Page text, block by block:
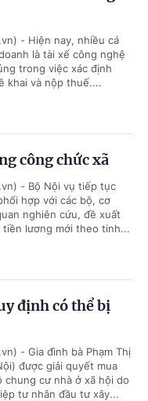
- Hiện nay, nhiều cá
là tài xế công nghệ
trong việc xác định
khai và nộp thuế....
công chức xã
- Bộ Nội vụ tiếp tục
hợp với các bộ, cơ
nghiên cứu, đề xuất
tiền lương mới theo tinh...
định có thể bị
- Gia đình bà Phạm Thị
được giải quyết mua
chung cư nhà ở xã hội do
tư nhân đầu tư xây...